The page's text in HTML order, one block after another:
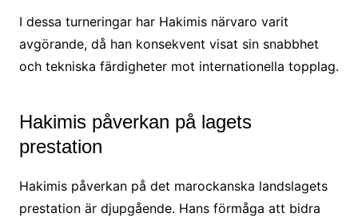
I dessa turneringar har Hakimis närvaro varit
avgörande, då han konsekvent visat sin snabbhet
och tekniska färdigheter mot internationella topplag.
Hakimis påverkan på lagets
prestation
Hakimis påverkan på det marockanska landslagets
prestation är djupgående. Hans förmåga att bidra